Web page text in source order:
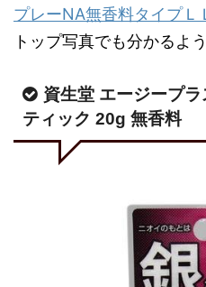
プレーNA無香料タイプ
トップ写真でも分かるよ
資生堂 エージープ
ティック 20g 無香料